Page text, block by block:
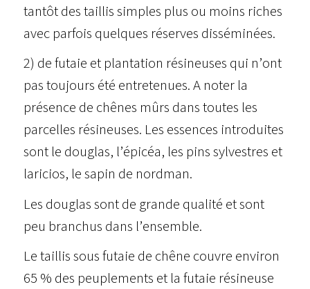
tantôt des taillis simples plus ou moins riches
avec parfois quelques réserves disséminées.
2) de futaie et plantation résineuses qui n’ont
pas toujours été entretenues. A noter la
présence de chênes mûrs dans toutes les
parcelles résineuses. Les essences introduites
sont le douglas, l’épicéa, les pins sylvestres et
laricios, le sapin de nordman.
Les douglas sont de grande qualité et sont
peu branchus dans l’ensemble.
Le taillis sous futaie de chêne couvre environ
65 % des peuplements et la futaie résineuse